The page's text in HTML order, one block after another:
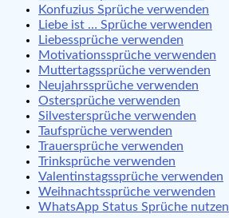
Konfuzius Sprüche verwenden
Liebe ist … Sprüche verwenden
Liebessprüche verwenden
Motivationssprüche verwenden
Muttertagssprüche verwenden
Neujahrssprüche verwenden
Ostersprüche verwenden
Silvestersprüche verwenden
Taufsprüche verwenden
Trauersprüche verwenden
Trinksprüche verwenden
Valentinstagssprüche verwenden
Weihnachtssprüche verwenden
WhatsApp Status Sprüche nutzen